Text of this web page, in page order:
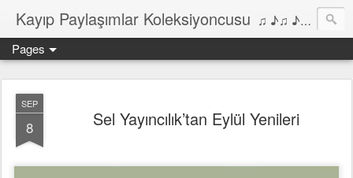
Kayıp Paylaşımlar Koleksiyoncusu ♫ ♪♫ ♪ ♫ ♪♫ ♪•♫♪ 2006'dan bu yana Film, Dizi, Müzik ve Kitaplar üzerine Yazılar Diyarı...
Pages
SEP
8 Sel Yayıncılık’tan Eylül Yenileri